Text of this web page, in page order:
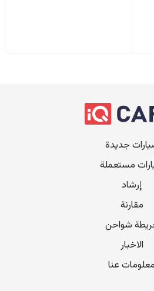
جديدة
مستعملة
إرشاد
مقارنة
شواحن
الاخبار
معلومات عنا